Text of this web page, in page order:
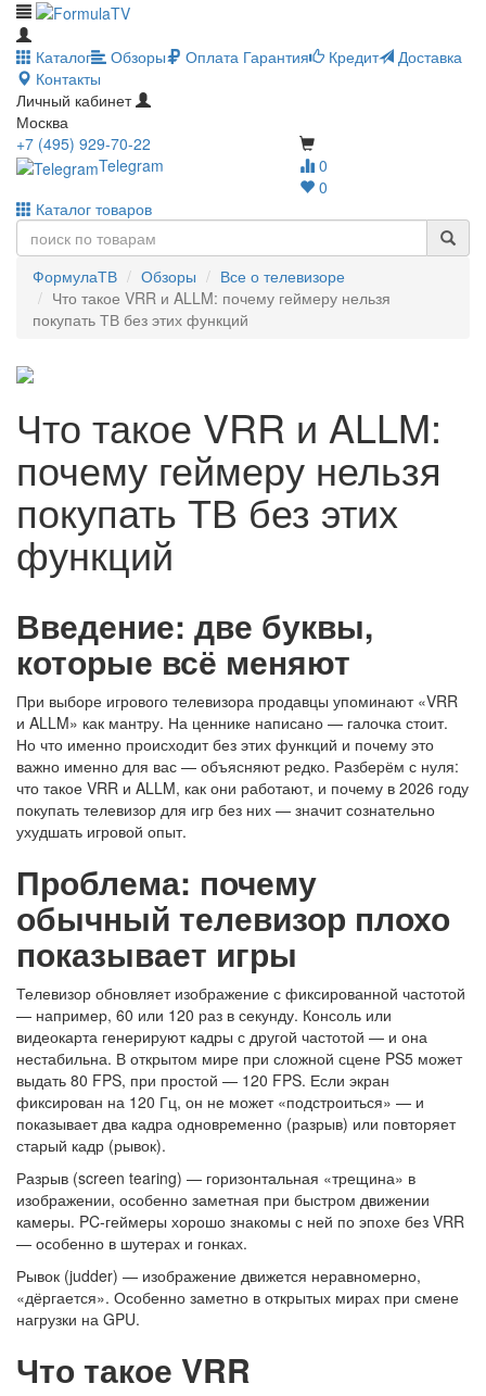
Каталог Обзоры Оплата Гарантия Кредит
Доставка
Контакты
Личный кабинет
Москва
0
0
+7 (495) 929-70-22
Telegram
Каталог товаров
ФормулаТВ Обзоры
Все о телевизоре
Что такое VRR и ALLM: почему геймеру нельзя
покупать ТВ без этих функций
Что такое VRR и ALLM:
почему геймеру нельзя
покупать ТВ без этих
функций
Введение: две буквы,
которые всё меняют
При выборе игрового телевизора продавцы упоминают «VRR
и ALLM» как мантру. На ценнике написано — галочка стоит.
Но что именно происходит без этих функций и почему это
важно именно для вас — объясняют редко. Разберём с нуля:
что такое VRR и ALLM, как они работают, и почему в 2026 году
покупать телевизор для игр без них — значит сознательно
ухудшать игровой опыт.
Проблема: почему
обычный телевизор плохо
показывает игры
Телевизор обновляет изображение с фиксированной частотой
— например, 60 или 120 раз в секунду. Консоль или
видеокарта генерируют кадры с другой частотой — и она
нестабильна. В открытом мире при сложной сцене PS5 может
выдать 80 FPS, при простой — 120 FPS. Если экран
фиксирован на 120 Гц, он не может «подстроиться» — и
показывает два кадра одновременно (разрыв) или повторяет
старый кадр (рывок).
Разрыв (screen tearing) — горизонтальная «трещина» в
изображении, особенно заметная при быстром движении
камеры. PC-геймеры хорошо знакомы с ней по эпохе без VRR
— особенно в шутерах и гонках.
Рывок (judder) — изображение движется неравномерно,
«дёргается». Особенно заметно в открытых мирах при смене
нагрузки на GPU.
Что такое VRR